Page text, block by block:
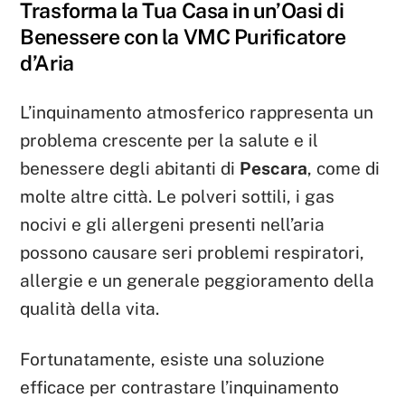
Trasforma la Tua Casa in un’Oasi di
Benessere con la VMC Purificatore
d’Aria
L’inquinamento atmosferico rappresenta un
problema crescente per la salute e il
benessere degli abitanti di Pescara, come di
molte altre città. Le polveri sottili, i gas
nocivi e gli allergeni presenti nell’aria
possono causare seri problemi respiratori,
allergie e un generale peggioramento della
qualità della vita.
Fortunatamente, esiste una soluzione
efficace per contrastare l’inquinamento